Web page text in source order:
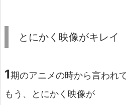
とにかく映像がキレイ
1期のアニメの時から言われ
もう、とにかく映像が